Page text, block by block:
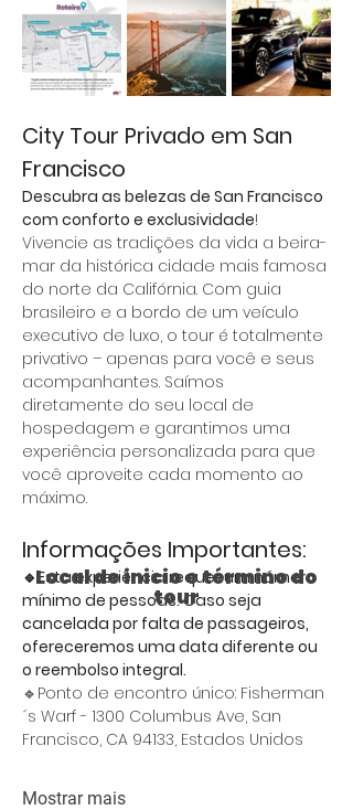
City Tour Privado em San
Francisco
Descubra as belezas de San Francisco
com conforto e exclusividade!
Vivencie as tradições da vida a beira-
mar da histórica cidade mais famosa
do norte da Califórnia. Com guia
brasileiro e a bordo de um veículo
executivo de luxo, o tour é totalmente
privativo – apenas para você e seus
acompanhantes. Saímos
diretamente do seu local de
hospedagem e garantimos uma
experiência personalizada para que
você aproveite cada momento ao
máximo.
Informações Importantes:
🔹Esta experiência requer um número
mínimo de pessoas. Caso seja
cancelada por falta de passageiros,
ofereceremos uma data diferente ou
o reembolso integral.
🔹Ponto de encontro único: Fisherman
´s Warf - 1300 Columbus Ave, San
Francisco, CA 94133, Estados Unidos
Mostrar mais
Local de inicio e término do
tour